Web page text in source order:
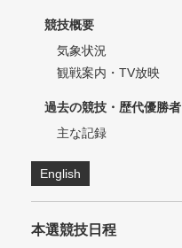
競技概要
気象状況
観戦案内・TV放映
過去の競技・歴代優勝者
主な記録
English
本選競技日程